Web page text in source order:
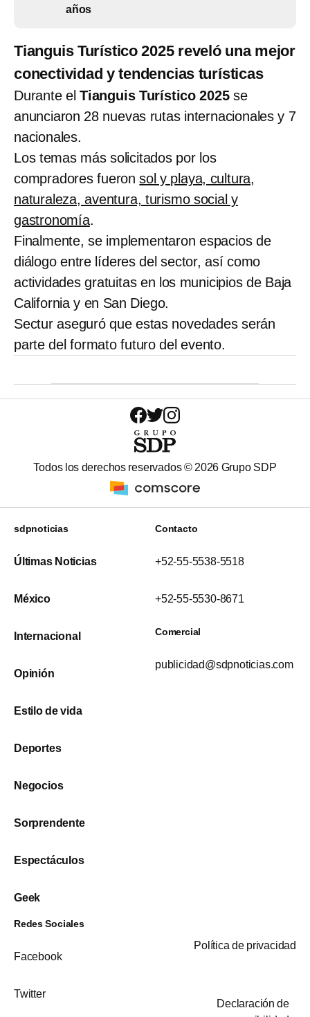
años
Tianguis Turístico 2025 reveló una mejor
conectividad y tendencias turísticas
Durante el Tianguis Turístico 2025 se
anunciaron 28 nuevas rutas internacionales y 7
nacionales.
Los temas más solicitados por los
compradores fueronsol y playa, cultura,
naturaleza, aventura, turismo social y
gastronomía.
Finalmente, se implementaron espacios de
diálogo entre líderes del sector, así como
actividades gratuitas en los municipios de Baja
California y en San Diego.
Sectur aseguró que estas novedades serán
parte del formato futuro del evento.
Todos los derechos reservados © 2026 Grupo SDP
sdpnoticias
Últimas Noticias
México
Internacional
Opinión
Estilo de vida
Deportes
Negocios
Sorprendente
Espectáculos
Geek
Contacto
+52-55-5538-5518
+52-55-5530-8671
Comercial
publicidad@sdpnoticias.com
Redes Sociales
Facebook
Twitter
Política de privacidad
Declaración de